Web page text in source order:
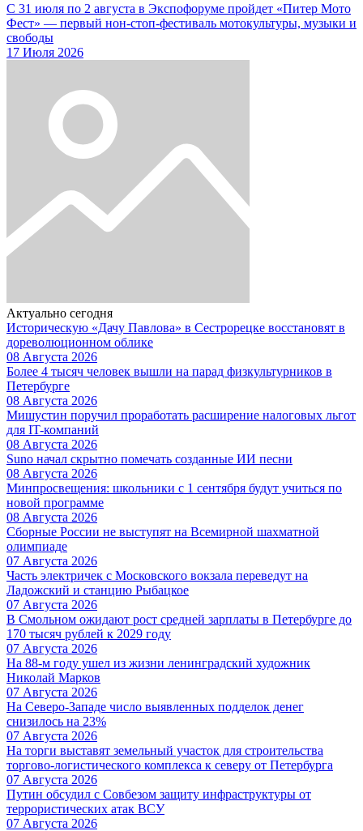
С 31 июля по 2 августа в Экспофоруме пройдет «Питер Мото
Фест» — первый нон-стоп-фестиваль мотокультуры, музыки и
свободы
17 Июля 2026
Актуально сегодня
Историческую «Дачу Павлова» в Сестрорецке восстановят в
дореволюционном облике
08 Августа 2026
Более 4 тысяч человек вышли на парад физкультурников в
Петербурге
08 Августа 2026
Мишустин поручил проработать расширение налоговых льгот
для IT-компаний
08 Августа 2026
Suno начал скрытно помечать созданные ИИ песни
08 Августа 2026
Минпросвещения: школьники с 1 сентября будут учиться по
новой программе
08 Августа 2026
Сборные России не выступят на Всемирной шахматной
олимпиаде
07 Августа 2026
Часть электричек с Московского вокзала переведут на
Ладожский и станцию Рыбацкое
07 Августа 2026
В Смольном ожидают рост средней зарплаты в Петербурге до
170 тысяч рублей к 2029 году
07 Августа 2026
На 88-м году ушел из жизни ленинградский художник
Николай Марков
07 Августа 2026
На Северо-Западе число выявленных подделок денег
снизилось на 23%
07 Августа 2026
На торги выставят земельный участок для строительства
торгово-логистического комплекса к северу от Петербурга
07 Августа 2026
Путин обсудил с Совбезом защиту инфраструктуры от
террористических атак ВСУ
07 Августа 2026